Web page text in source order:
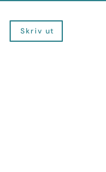
Skriv ut